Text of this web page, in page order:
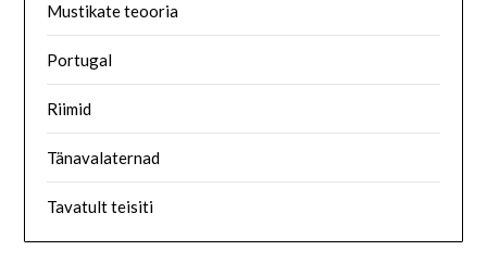
Mustikate teooria
Portugal
Riimid
Tänavalaternad
Tavatult teisiti